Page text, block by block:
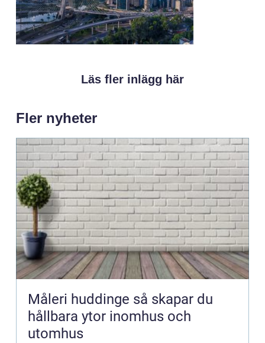
Läs fler inlägg här
Fler nyheter
Måleri huddinge så skapar du
hållbara ytor inomhus och
utomhus